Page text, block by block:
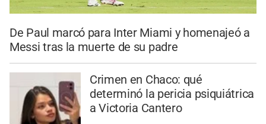
De Paul marcó para Inter Miami y homenajeó a
Messi tras la muerte de su padre
Crimen en Chaco: qué
determinó la pericia psiquiátrica
a Victoria Cantero